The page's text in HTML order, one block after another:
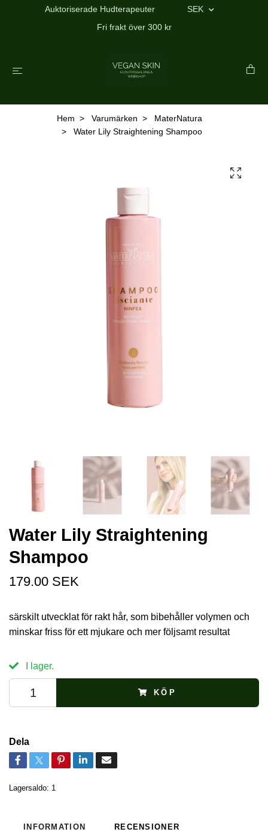
Auktoriserade Hudterapeuter
SEK
Fri frakt över 300 kr
Hem Varumärken
MaterNatura
Water Lily Straightening Shampoo
Water Lily Straightening
Shampoo
179.00 SEK
särskilt utvecklat för rakt hår, som bibehåller volymen och
minskar friss för ett mjukare och mer följsamt resultat
I lager.
KÖP
Dela
Lagersaldo: 1
INFORMATION RECENSIONER